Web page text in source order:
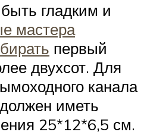
гладким и
мастера
первый
двухсот. Для
канала
иметь
25*12*6,5 см.